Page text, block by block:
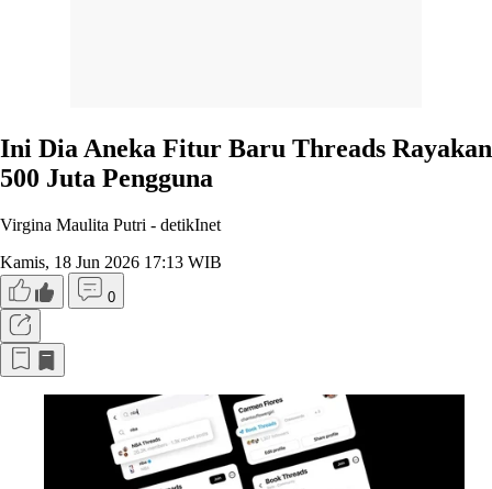
Ini Dia Aneka Fitur Baru Threads Rayakan
500 Juta Pengguna
Virgina Maulita Putri - detikInet
Kamis, 18 Jun 2026 17:13 WIB
0